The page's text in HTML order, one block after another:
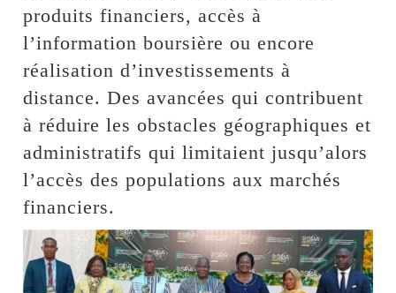
produits financiers, accès à
l’information boursière ou encore
réalisation d’investissements à
distance. Des avancées qui contribuent
à réduire les obstacles géographiques et
administratifs qui limitaient jusqu’alors
l’accès des populations aux marchés
financiers.